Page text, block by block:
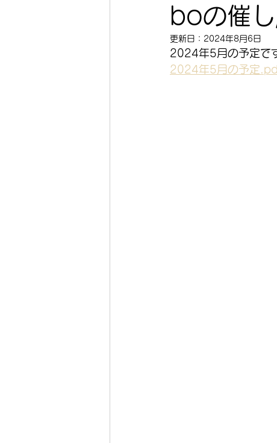
まほらboの学習／仕事 まほら
冒険まほらbo
boの催し
更新日： 2024年8月6日
2024年5月の予定で
2024年5月の予定